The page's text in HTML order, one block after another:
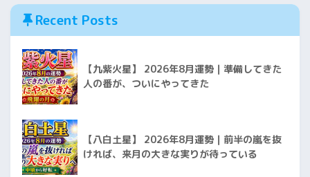
Recent Posts
【九紫火星】 2026年8月運勢｜準備してきた
人の番が、ついにやってきた
【八白土星】 2026年8月運勢｜前半の嵐を抜
ければ、来月の大きな実りが待っている